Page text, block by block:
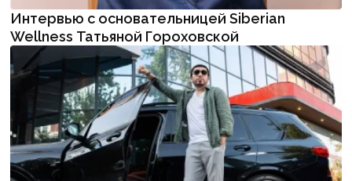
Интервью с основательницей Siberian
Wellness Татьяной Гороховской